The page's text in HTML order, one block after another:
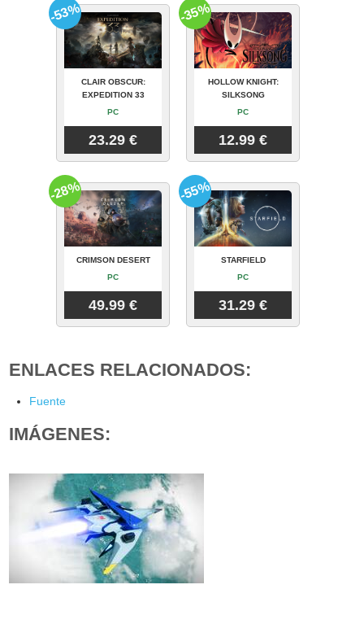
CLAIR OBSCUR:
EXPEDITION 33
PC
23.29 €
-53%
HOLLOW KNIGHT:
SILKSONG
PC
12.99 €
-35%
CRIMSON DESERT
PC
49.99 €
-28%
STARFIELD
PC
31.29 €
-55%
ENLACES RELACIONADOS:
Fuente
IMÁGENES: